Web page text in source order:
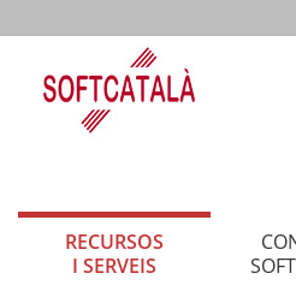
RECURSOS
I SERVEIS